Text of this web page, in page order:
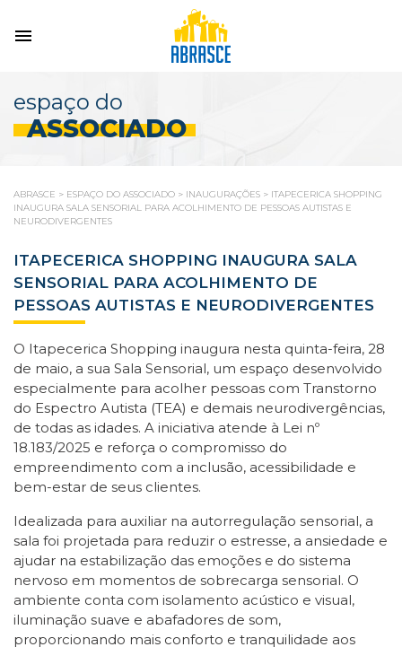
espaço do
ASSOCIADO
ABRASCE > ESPAÇO DO ASSOCIADO > INAUGURAÇÕES > ITAPECERICA SHOPPING
INAUGURA SALA SENSORIAL PARA ACOLHIMENTO DE PESSOAS AUTISTAS E
NEURODIVERGENTES
ITAPECERICA SHOPPING INAUGURA SALA
SENSORIAL PARA ACOLHIMENTO DE
PESSOAS AUTISTAS E NEURODIVERGENTES
O Itapecerica Shopping inaugura nesta quinta-feira, 28
de maio, a sua Sala Sensorial, um espaço desenvolvido
especialmente para acolher pessoas com Transtorno
do Espectro Autista (TEA) e demais neurodivergências,
de todas as idades. A iniciativa atende à Lei nº
18.183/2025 e reforça o compromisso do
empreendimento com a inclusão, acessibilidade e
bem-estar de seus clientes.
Idealizada para auxiliar na autorregulação sensorial, a
sala foi projetada para reduzir o estresse, a ansiedade e
ajudar na estabilização das emoções e do sistema
nervoso em momentos de sobrecarga sensorial. O
ambiente conta com isolamento acústico e visual,
iluminação suave e abafadores de som,
proporcionando mais conforto e tranquilidade aos